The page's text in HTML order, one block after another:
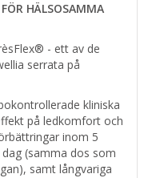
HÄLSOSAMMA
- ett av de
serrata på
kliniska
på ledkomfort och
inom 5
(samma dos som
samt långvariga